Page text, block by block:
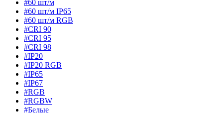
#60 шт/м
#60 шт/м IP65
#60 шт/м RGB
#CRI 90
#CRI 95
#CRI 98
#IP20
#IP20 RGB
#IP65
#IP67
#RGB
#RGBW
#Белые